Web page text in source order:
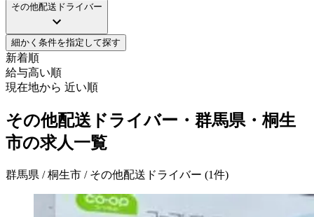
その他配送ドライバー
細かく条件を指定して探す
新着順
給与高い順
現在地から 近い順
その他配送ドライバー・群馬県・桐生
市の求人一覧
群馬県 / 桐生市 / その他配送ドライバー (1件)